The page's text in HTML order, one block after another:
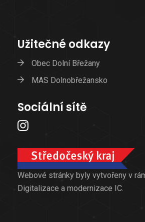
Užitečné odkazy
Obec Dolní Břežany
MAS Dolnobřežansko
Sociální sítě
Webové stránky byly vytvořeny v
Digitalizace a modernizace IC.